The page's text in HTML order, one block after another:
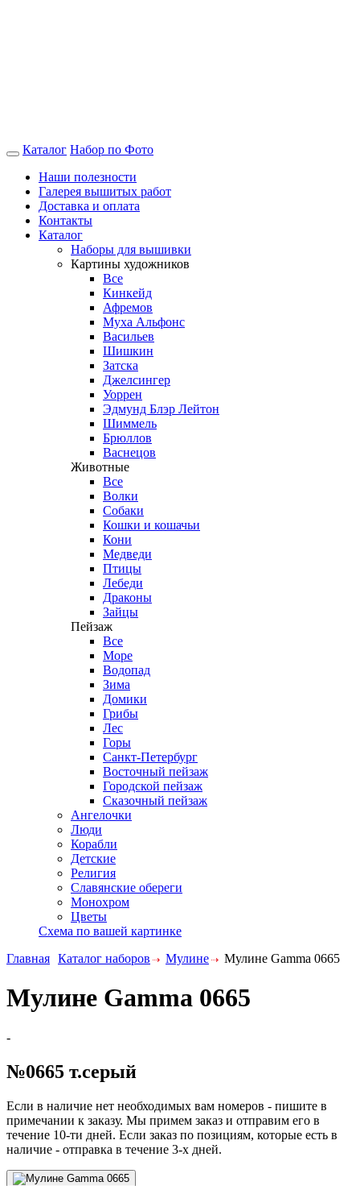
Каталог Набор по Фото
Наши полезности
Галерея вышитых работ
Доставка и оплата
Контакты
Каталог
Наборы для вышивки
Картины художников
Все
Кинкейд
Афремов
Муха Альфонс
Васильев
Шишкин
Затска
Джелсингер
Уоррен
Эдмунд Блэр Лейтон
Шиммель
Брюллов
Васнецов
Животные
Все
Волки
Собаки
Кошки и кошачьи
Кони
Медведи
Птицы
Лебеди
Драконы
Зайцы
Пейзаж
Все
Море
Водопад
Зима
Домики
Грибы
Лес
Горы
Санкт-Петербург
Восточный пейзаж
Городской пейзаж
Сказочный пейзаж
Ангелочки
Люди
Корабли
Детские
Религия
Славянские обереги
Монохром
Цветы
Схема по вашей картинке
Главная Каталог наборов Мулине Мулине Gamma 0665
Мулине Gamma 0665
-
№0665 т.серый
Если в наличие нет необходимых вам номеров - пишите в
примечании к заказу. Мы примем заказ и отправим его в
течение 10-ти дней. Если заказ по позициям, которые есть в
наличие - отправка в течение 3-х дней.